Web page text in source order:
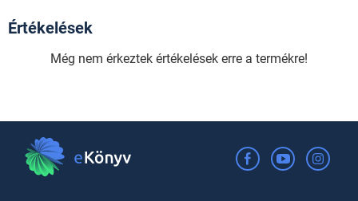
Értékelések
Még nem érkeztek értékelések erre a termékre!